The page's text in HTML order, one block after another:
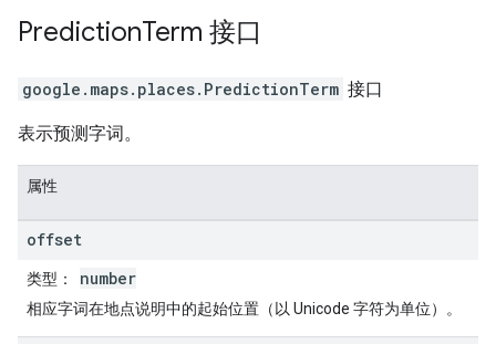
PredictionTerm 接口
google.maps.places. PredictionTerm 接口
表示预测字词。
属性
offset
类型 ： number
相应字词在地点说明中的起始位置（以 Unicode 字符为单位）。